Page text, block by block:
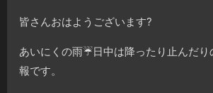
皆さんおはようございます?
あいにくの雨☔️日中は降ったり止んだ
報です。